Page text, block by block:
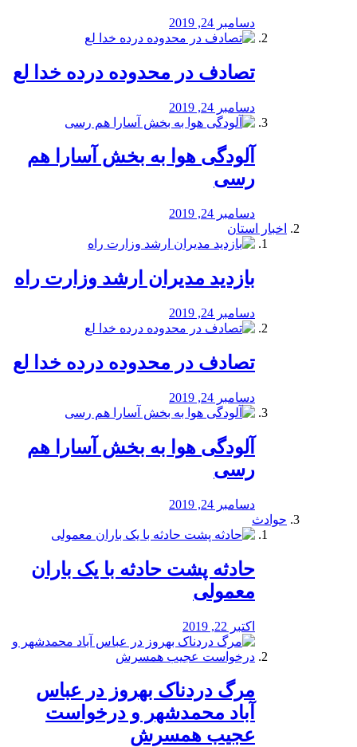
دسامبر 24, 2019
تصادف در محدوده درده خدا لع
دسامبر 24, 2019
آلودگی هوا به بخش آسارا هم
رسی
دسامبر 24, 2019
اخبار استان
بازدید مدیران ارشد وزارت راه
دسامبر 24, 2019
تصادف در محدوده درده خدا لع
دسامبر 24, 2019
آلودگی هوا به بخش آسارا هم
رسی
دسامبر 24, 2019
حوادث
️حادثه پشت حادثه با یک باران
معمولی
اکتبر 22, 2019
مرگ دردناک بهروز در عباس
آباد محمدشهر و درخواست
عجیب همسرش